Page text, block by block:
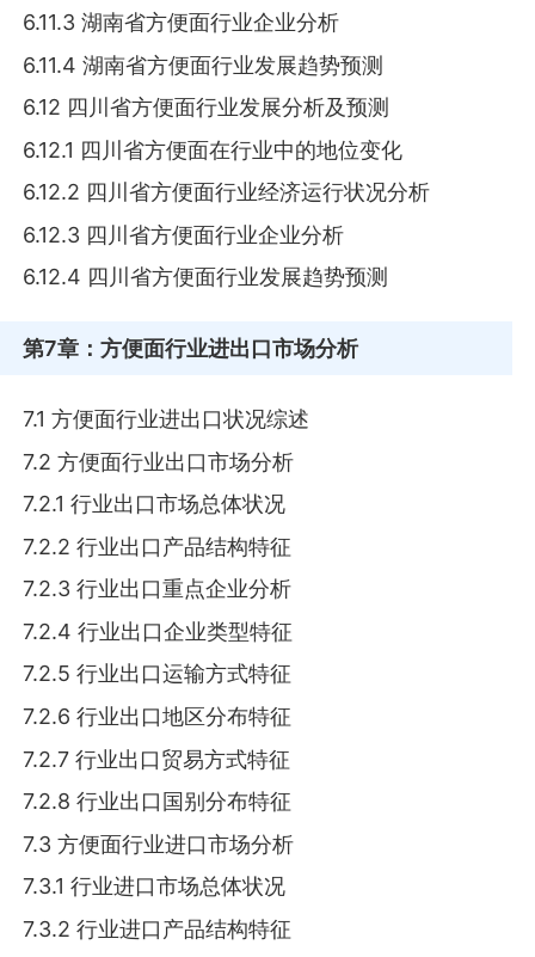
6.11.3 湖南省方便面行业企业分析
6.11.4 湖南省方便面行业发展趋势预测
6.12 四川省方便面行业发展分析及预测
6.12.1 四川省方便面在行业中的地位变化
6.12.2 四川省方便面行业经济运行状况分析
6.12.3 四川省方便面行业企业分析
6.12.4 四川省方便面行业发展趋势预测
第7章 ：方便面行业进出口市场分析
7.1 方便面行业进出口状况综述
7.2 方便面行业出口市场分析
7.2.1 行业出口市场总体状况
7.2.2 行业出口产品结构特征
7.2.3 行业出口重点企业分析
7.2.4 行业出口企业类型特征
7.2.5 行业出口运输方式特征
7.2.6 行业出口地区分布特征
7.2.7 行业出口贸易方式特征
7.2.8 行业出口国别分布特征
7.3 方便面行业进口市场分析
7.3.1 行业进口市场总体状况
7.3.2 行业进口产品结构特征